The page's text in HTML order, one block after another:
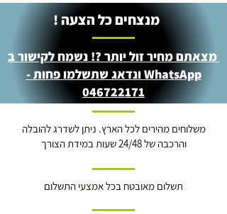
מנצחים כל הצעה !
מצאתם מחיר זול יותר ?! נשמח לקישור ב
WhatsApp ונדאג שתשלמו פחות -
046722171
משלוחים מהירים לכל הארץ. ניתן לשדרג להובלה
והרכבה של 24/48 שעות במידת הצורך
תשלום מאובטח בכל אמצעי התשלום